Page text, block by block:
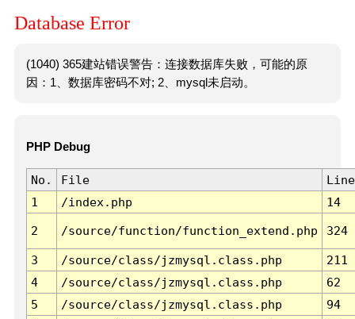
Database Error
(1040) 365建站错误警告：连接数据库失败，可能的原
因：1、数据库密码不对; 2、mysql未启动。
PHP Debug
No. File
Line
1
/index.php 14
2 /source/function/function_extend.php 324
3 /source/class/jzmysql.class.php
211
4
/source/class/jzmysql.class.php
62
5
/source/class/jzmysql.class.php
94